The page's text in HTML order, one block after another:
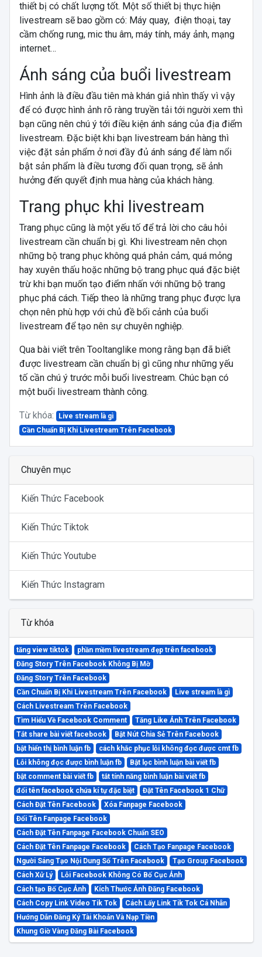
thiết bị có chất lượng tốt. Một số thiết bị thực hiện
livestream sẽ bao gồm có: Máy quay, điện thoại, tay
cầm chống rung, mic thu âm, máy tính, máy ảnh, mạng
internet…
Ánh sáng của buổi livestream
Hình ảnh là điều đầu tiên mà khán giả nhìn thấy vì vậy
để có được hình ảnh rõ ràng truyền tải tới người xem thì
bạn cũng nên chú ý tới điều kiện ánh sáng của địa điểm
livestream. Đặc biệt khi bạn livestream bán hàng thì
việc đặt sản phẩm ở nơi đầy đủ ánh sáng để làm nổi
bật sản phẩm là điều tương đối quan trọng, sẽ ảnh
hưởng đến quyết định mua hàng của khách hàng.
Trang phục khi livestream
Trang phục cũng là một yếu tố để trả lời cho câu hỏi
livestream cần chuẩn bị gì. Khi livestream nên chọn
những bộ trang phục không quá phản cảm, quá mỏng
hay xuyên thấu hoặc những bộ trang phục quá đặc biệt
trừ khi bạn muốn tạo điểm nhấn với những bộ trang
phục phá cách. Tiếp theo là những trang phục được lựa
chọn nên phù hợp với chủ đề bối cảnh của buổi
livestream để tạo nên sự chuyên nghiệp.
Qua bài viết trên Tooltanglike mong rằng bạn đã biết
được livestream cần chuẩn bị gì cũng như những yếu
tố cần chú ý trước mỗi buổi livestream. Chúc bạn có
một buổi livestream thành công.
Từ khóa:
Live stream là gì
Cần Chuẩn Bị Khi Livestream Trên Facebook
Chuyên mục
Kiến Thức Facebook
Kiến Thức Tiktok
Kiến Thức Youtube
Kiến Thức Instagram
Từ khóa
tăng view tiktok
phần mềm livestream đẹp trên facebook
Đăng Story Trên Facebook Không Bị Mờ
Đăng Story Trên Facebook
Cần Chuẩn Bị Khi Livestream Trên Facebook
Live stream là gì
Cách Livestream Trên Facebook
Tìm Hiểu Về Facebook Comment
Tăng Like Ảnh Trên Facebook
Tắt share bài viết facebook
Bật Nút Chia Sẻ Trên Facebook
bật hiển thị bình luận fb
cách khắc phục lỗi không đọc được cmt fb
Lỗi không đọc được bình luận fb
Bật lọc bình luận bài viết fb
bật comment bài viết fb
tắt tính năng bình luận bài viết fb
đổi tên facebook chứa kí tự đặc biệt
Đặt Tên Facebook 1 Chữ
Cách Đặt Tên Facebook
Xóa Fanpage Facebook
Đổi Tên Fanpage Facebook
Cách Đặt Tên Fanpage Facebook Chuẩn SEO
Cách Đặt Tên Fanpage Facebook
Cách Tạo Fanpage Facebook
Người Sáng Tạo Nội Dung Số Trên Facebook
Tạo Group Facebook
Cách Xử Lý
Lỗi Facebook Không Có Bố Cục Ảnh
Cách tạo Bố Cục Ảnh
Kích Thước Ảnh Đăng Facebook
Cách Copy Link Video Tik Tok
Cách Lấy Link Tik Tok Cá Nhân
Hướng Dẫn Đăng Ký Tài Khoản Và Nạp Tiền
Khung Giờ Vàng Đăng Bài Facebook